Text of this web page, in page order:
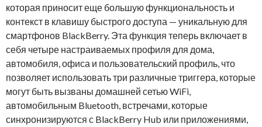
которая приносит еще большую функциональность и
контекст в клавишу быстрого доступа — уникальную для
смартфонов BlackBerry. Эта функция теперь включает в
себя четыре настраиваемых профиля для дома,
автомобиля, офиса и пользовательский профиль, что
позволяет использовать три различные триггера, которые
могут быть вызваны домашней сетью WiFi,
автомобильным Bluetooth, встречами, которые
синхронизируются с BlackBerry Hub или приложениями,